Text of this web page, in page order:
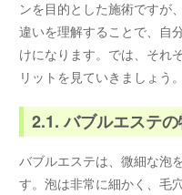
ンを目的とした施術ですが
違いを理解することで、自
けになります。では、それ
リットを見ていきましょう。
2.1. バブルエステ
バブルエステは、微細な泡
す。泡は非常に細かく、毛